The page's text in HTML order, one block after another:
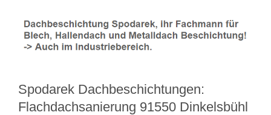
Spodarek Dachbeschichtungen:
Flachdachsanierung 91550 Dinkelsbühl